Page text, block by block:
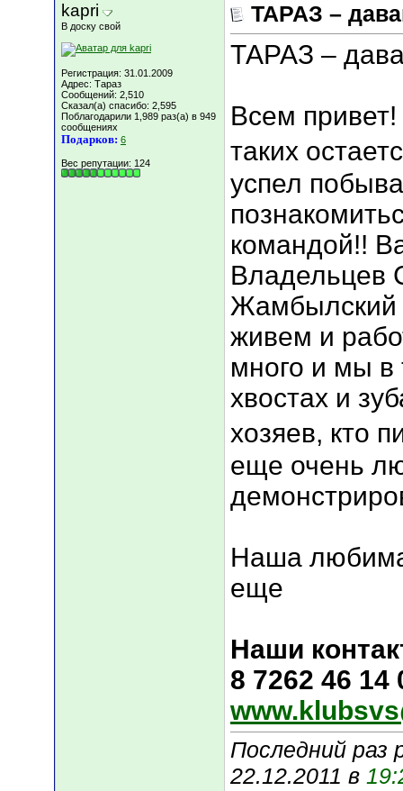
kapri
В доску свой
Регистрация: 31.01.2009
Адрес: Тараз
Сообщений: 2,510
Сказал(а) спасибо: 2,595
Поблагодарили 1,989 раз(а) в 949
сообщениях
Подарков: 6
Вес репутации: 124
ТАРАЗ –
ТАРАЗ –
Всем
таких
успел
командой!!
Владельцев
живем и
много и мы в
хвостах и
хозяев, кто
еще очень
Наша
еще
Наши
8 7262 46 14
Последний раз
22.12.2011 в